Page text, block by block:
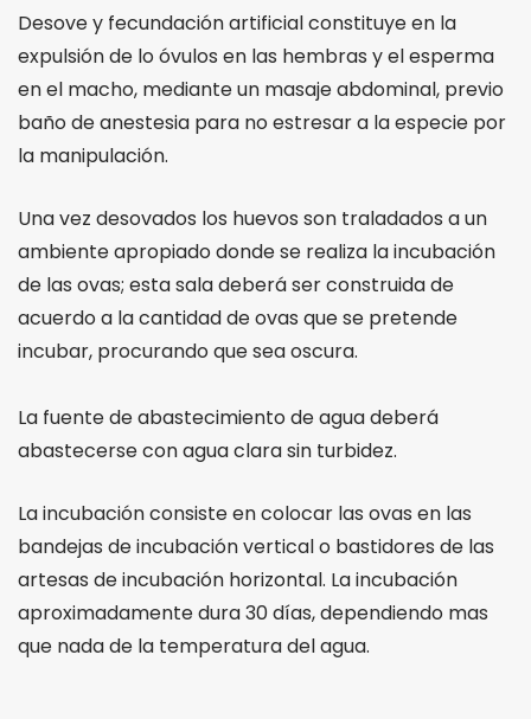
Desove y fecundación artificial constituye en la
expulsión de lo óvulos en las hembras y el esperma
en el macho, mediante un masaje abdominal, previo
baño de anestesia para no estresar a la especie por
la manipulación.
Una vez desovados los huevos son traladados a un
ambiente apropiado donde se realiza la incubación
de las ovas; esta sala deberá ser construida de
acuerdo a la cantidad de ovas que se pretende
incubar, procurando que sea oscura.
La fuente de abastecimiento de agua deberá
abastecerse con agua clara sin turbidez.
La incubación consiste en colocar las ovas en las
bandejas de incubación vertical o bastidores de las
artesas de incubación horizontal. La incubación
aproximadamente dura 30 días, dependiendo mas
que nada de la temperatura del agua.